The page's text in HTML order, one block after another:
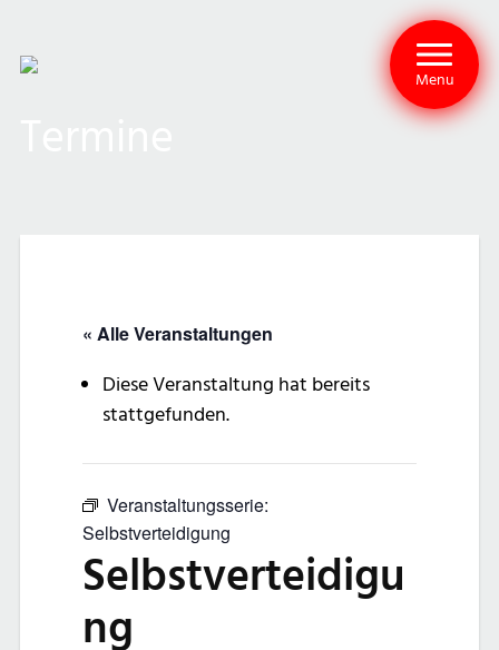
Menu
« Alle Veranstaltungen
Diese Veranstaltung hat bereits
stattgefunden.
Veranstaltungsserie:
Selbstverteidigung
Selbstverteidigu
ng